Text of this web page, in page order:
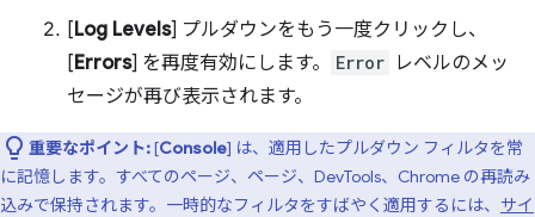
[Log Levels] プルダウンをもう一度クリックし、
[Errors] を再度有効にします。 Error レベルのメッ
セージが再び表示されます。
重要なポイント:[Console] は、適用したプルダウン フィルタを常
に記憶します。すべてのページ、ページ、DevTools、Chrome の再読み
込みで保持されます。一時的なフィルタをすばやく適用するには、 サイ